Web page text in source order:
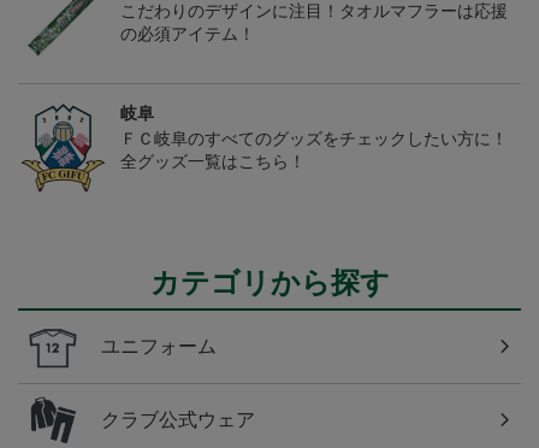
こだわりのデザインに注目！タオルマフラーは応援
の必須アイテム！
岐阜
ＦＣ岐阜のすべてのグッズをチェックしたい方に！
全グッズ一覧はこちら！
カテゴリから探す
ユニフォーム
クラブ公式ウェア